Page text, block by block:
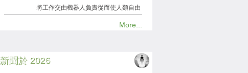
將工作交由機器人負責從而使人類自由
More...
新聞於 2026